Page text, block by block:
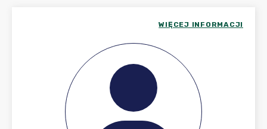
WIĘCEJ INFORMACJI